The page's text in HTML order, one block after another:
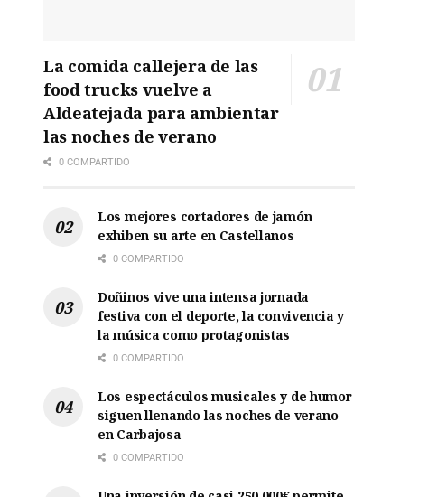
La comida callejera de las
food trucks vuelve a
Aldeatejada para ambientar
las noches de verano
0 COMPARTIDO
Los mejores cortadores de jamón
exhiben su arte en Castellanos
0 COMPARTIDO
Doñinos vive una intensa jornada
festiva con el deporte, la convivencia y
la música como protagonistas
0 COMPARTIDO
Los espectáculos musicales y de humor
siguen llenando las noches de verano
en Carbajosa
0 COMPARTIDO